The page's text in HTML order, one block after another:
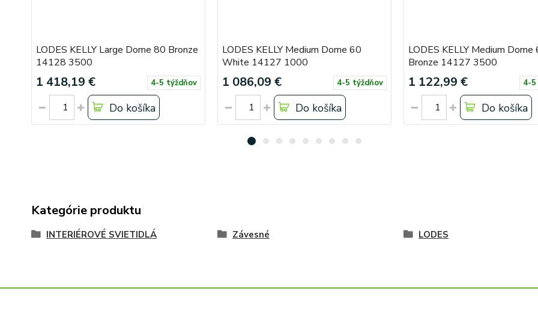
LODES KELLY Large Dome 80 Bronze
14128 3500
1 418,19 € 4-5 týždňov
Do košíka
LODES KELLY Medium Dome 60
White 14127 1000
1 086,09 € 4-5 týždňov
Do košíka
LODES KELLY Medium Dome
Bronze 14127 3500
1 122,99 € 4-
Do košíka
Kategórie produktu
INTERIÉROVÉ SVIETIDLÁ Závesné LODES